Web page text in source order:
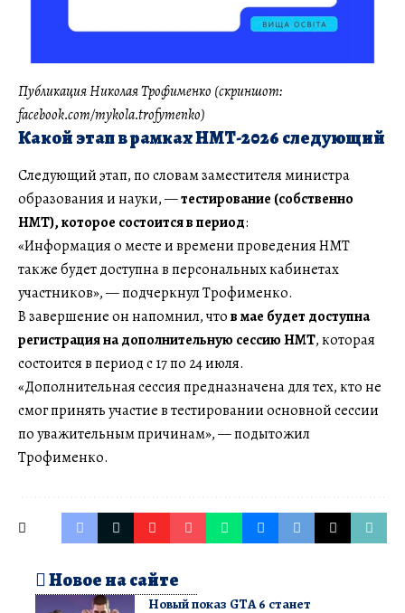
Публикация Николая Трофименко (скриншот:
facebook.com/mykola.trofymenko)
Какой этап в рамках НМТ-2026 следующий
Следующий этап, по словам заместителя министра
образования и науки, —тестирование (собственно
НМТ), которое состоится в период:
«Информация о месте и времени проведения НМТ
также будет доступна в персональных кабинетах
участников», — подчеркнул Трофименко.
В завершение он напомнил, чтов мае будет доступна
регистрация на дополнительную сессию НМТ, которая
состоится в период с 17 по 24 июля.
«Дополнительная сессия предназначена для тех, кто не
смог принять участие в тестировании основной сессии
по уважительным причинам», — подытожил
Трофименко.
Новое на сайте
Новый показ GTA 6 станет